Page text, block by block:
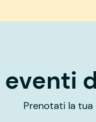
eventi
Prenotati la tua